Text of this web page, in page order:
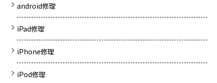
android修理
iPad修理
iPhone修理
iPod修理